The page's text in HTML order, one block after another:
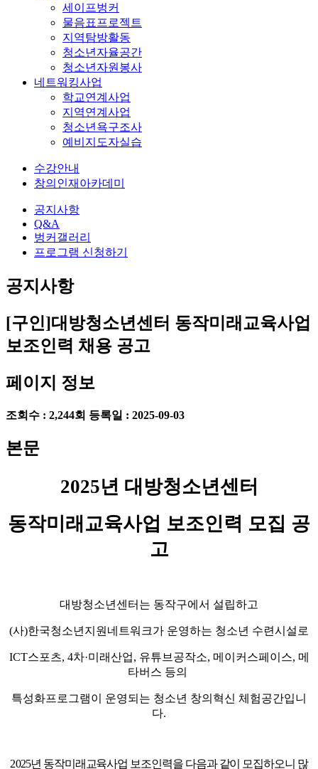
세이프벙커
물음표프로젝트
지역탐방활동
청소년자율공간
청소년자원봉사
네트워킹사업
학교연계사업
지역연계사업
청소년욕구조사
예비지도자실습
수강안내
창의인재아카데미
공지사항
Q&A
벙커갤러리
프로그램 신청하기
공지사항
[구인]대방청소년센터 동작미래교육사업
보조인력 채용 공고
페이지 정보
조회수 : 2,244회 등록일 : 2025-09-03
본문
2025년 대방청소년센터
동작미래교육사업 보조인력 모집 공
고
대방청소년센터는 동작구에서 설립하고
(사)한국청소년지원네트워크가 운영하는 청소년 수련시설로
ICT스포츠, 4차·미래산업, 유튜브공작소, 메이커스페이스, 메
타버스 등의
특성화프로그램이 운영되는 청소년 창의혁신 체험공간입니
다.
2025년 동작미래교육사업 보조인력을 다음과 같이 모집하오니 많